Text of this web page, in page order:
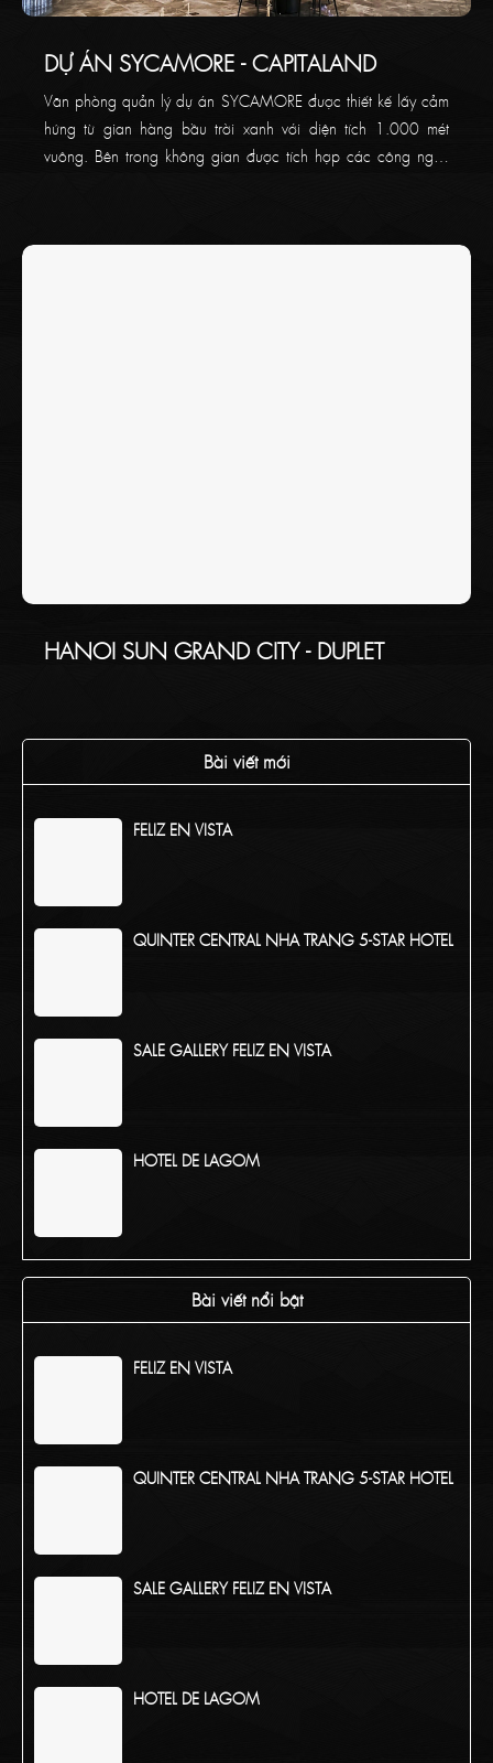
DỰ ÁN SYCAMORE - CAPITALAND
Văn phòng quản lý dự án SYCAMORE được thiết kế lấy cảm
hứng từ gian hàng bầu trời xanh với diện tích 1.000 mét
vuông. Bên trong không gian được tích hợp các công nghệ
HANOI SUN GRAND CITY - DUPLET
Bài viết mới
FELIZ EN VISTA
QUINTER CENTRAL NHA TRANG 5-STAR HOTEL
SALE GALLERY FELIZ EN VISTA
HOTEL DE LAGOM
Bài viết nổi bật
FELIZ EN VISTA
QUINTER CENTRAL NHA TRANG 5-STAR HOTEL
SALE GALLERY FELIZ EN VISTA
HOTEL DE LAGOM